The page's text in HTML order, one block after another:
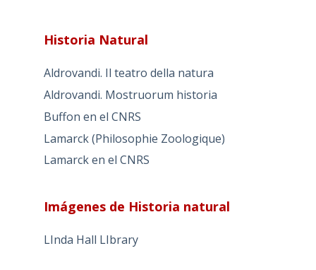
Historia Natural
Aldrovandi. Il teatro della natura
Aldrovandi. Mostruorum historia
Buffon en el CNRS
Lamarck (Philosophie Zoologique)
Lamarck en el CNRS
Imágenes de Historia natural
LInda Hall LIbrary